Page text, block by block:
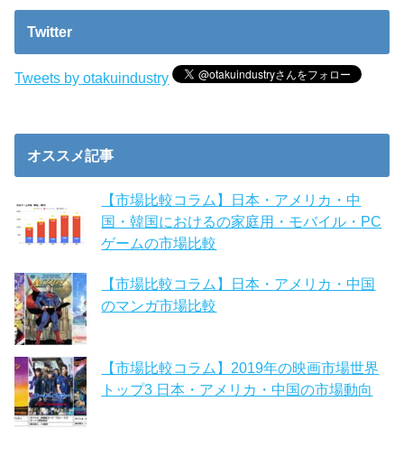
Twitter
Tweets by otakuindustry
オススメ記事
【市場比較コラム】日本・アメリカ・中
国・韓国におけるの家庭用・モバイル・PC
ゲームの市場比較
【市場比較コラム】日本・アメリカ・中国
のマンガ市場比較
【市場比較コラム】2019年の映画市場世界
トップ3 日本・アメリカ・中国の市場動向